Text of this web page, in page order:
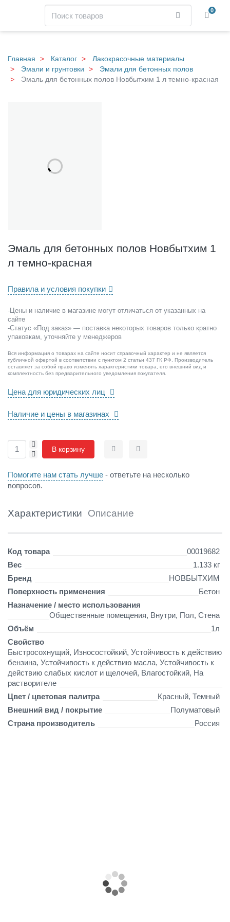
main
content
Найти 0
Главная Каталог
Лакокрасочные материалы
Эмали и грунтовки
Эмали для бетонных полов
Эмаль для бетонных полов Новбытхим 1 л темно-красная
ы
х
п
л
о
в
Н
о
в
ы
т
х
и
м
л
е
н
о
-
к
а
н
я
Эмаль для бетонных полов Новбытхим 1
л темно-красная
Наличие и цены в магазинах
Правила и условия покупки
-Цены и наличие в магазине могут отличаться от указанных на
сайте
-Статус «Под заказ» — поставка некоторых товаров только кратно
упаковкам, уточняйте у менеджеров
Вся информация о товарах на сайте носит справочный характер и не является
публичной офертой в соответствии с пунктом 2 статьи 437 ГК РФ. Производитель
оставляет за собой право изменять характеристики товара, его внешний вид и
комплектность без предварительного уведомления покупателя.
Цена для юридических лиц
-
+
В корзину СравнитьОтложить
Помогите нам стать лучше - ответьте на несколько
вопросов.
Характеристики Описание
Детали
Код товара
00019682
Вес
1.133 кг
Бренд
НОВБЫТХИМ
Поверхность применения
Бетон
Назначение / место использования
Общественные помещения, Внутри, Пол, Стена
Объём
1л
Свойство
Быстросохнущий, Износостойкий, Устойчивость к действию
бензина, Устойчивость к действию масла, Устойчивость к
действию слабых кислот и щелочей, Влагостойкий, На
растворителе
Цвет / цветовая палитра
Красный, Темный
Внешний вид / покрытие
Полуматовый
Страна производитель
Россия